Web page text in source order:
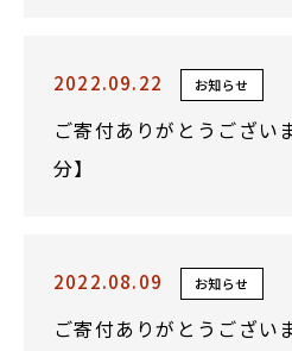
2022.09.22 お知らせ
ご寄付ありがとうござい
分】
2022.08.09 お知らせ
ご寄付ありがとうござい